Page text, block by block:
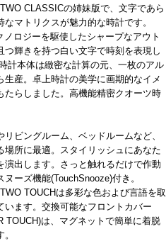
CLASSICの姉妹版で、文字であら
なマトリクスが魅力的な時計です。
ノロジーを駆使したシャープなアウト
つ輝きを持つ白い文字で時刻を表現し
計本体は緻密な計算の元、一枚のアル
生産。卓上時計の美学に画期的なイメ
たらしました。高機能精密クオーツ時
リビングルーム、ベッドルームなど、
場所に最適。スタイリッシュにあなた
演出します。さっと触れるだけで作動
ヌーズ機能(TouchSnooze)付き。
TOUCHは多彩な色および言語を取
います。交換可能なフロントカバー
TOUCH)は、マグネットで簡単に着脱